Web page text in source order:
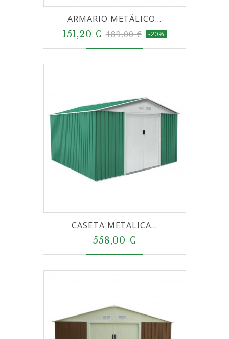
ARMARIO METÁLICO...
151,20 € 189,00 € -20%
CASETA METALICA...
558,00 €